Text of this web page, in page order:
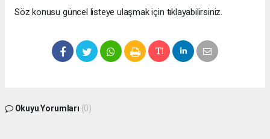
Söz konusu güncel listeye ulaşmak için tıklayabilirsiniz.
Okuyu Yorumları (0)